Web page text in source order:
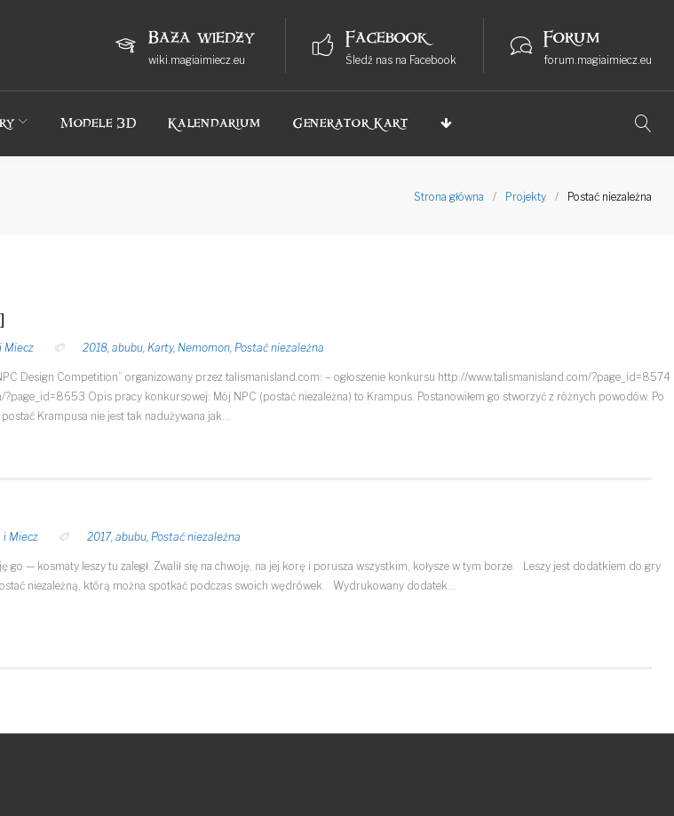
Baza wiedzy
wiki.magiaimiecz.eu
Facebook
Śledź nas na Facebook
Forum
forum.magiaimiecz.eu
Modele 3D Kalendarium Generator Kart
Strona główna / Projekty / Postać niezależna
Miecz 2018, abubu, Karty, Nemomon, Postać niezależna
Design Competition” organizowany przez talismanisland.com: – ogłoszenie konkursu http://www.talismanisland.com/?page_id=8574
Opis pracy konkursowej: Mój NPC (postać niezależna) to Krampus. Postanowiłem go stworzyć z różnych powodów. Po
Krampusa nie jest tak nadużywana jak…
i Miecz 2017, abubu, Postać niezależna
go — kosmaty leszy tu zaległ. Zwalił się na chwoję, na jej korę i porusza wszystkim, kołysze w tym borze. Leszy jest dodatkiem do gry
niezależną, którą można spotkać podczas swoich wędrówek. Wydrukowany dodatek…